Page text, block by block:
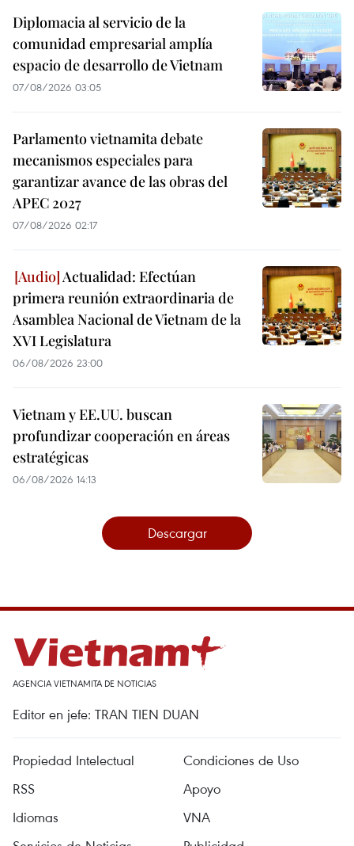
Diplomacia al servicio de la
comunidad empresarial amplía
espacio de desarrollo de Vietnam
07/08/2026 03:05
Parlamento vietnamita debate
mecanismos especiales para
garantizar avance de las obras del
APEC 2027
07/08/2026 02:17
Actualidad: Efectúan
primera reunión extraordinaria de
Asamblea Nacional de Vietnam de la
XVI Legislatura
06/08/2026 23:00
Vietnam y EE.UU. buscan
profundizar cooperación en áreas
estratégicas
06/08/2026 14:13
Descargar
AGENCIA VIETNAMITA DE NOTICIAS
Editor en jefe: TRAN TIEN DUAN
Propiedad Intelectual
Condiciones de Uso
RSS
Apoyo
Idiomas
VNA